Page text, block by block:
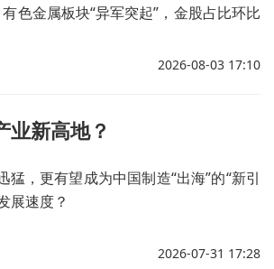
色金属板块“异军突起”，金股占比环比
2026-08-03 17:10
业新高地？
，更有望成为中国制造“出海”的“新引
展速度？
2026-07-31 17:28